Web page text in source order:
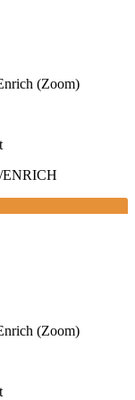
(Zoom)
ENRICH
(Zoom)